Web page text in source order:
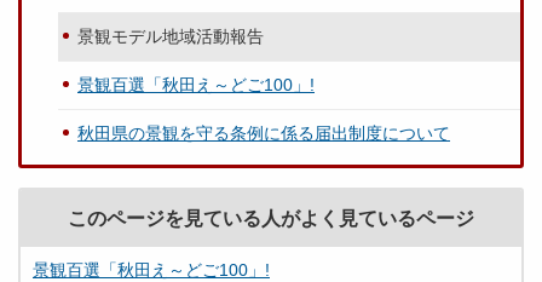
景観モデル地域活動報告
景観百選「秋田え～どご100」!
秋田県の景観を守る条例に係る届出制度について
このページを見ている人がよく見ているページ
景観百選「秋田え～どご100」!